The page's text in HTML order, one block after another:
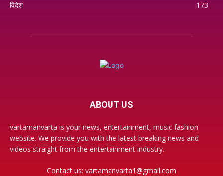
विदेश
173
ABOUT US
vartamanvarta is your news, entertainment, music fashion
website. We provide you with the latest breaking news and
videos straight from the entertainment industry.
Contact us: vartamanvarta1@gmail.com